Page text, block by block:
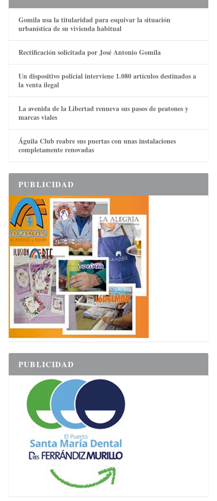
Gomila usa la titularidad para esquivar la situación
urbanística de su vivienda habitual
Rectificación solicitada por José Antonio Gomila
Un dispositivo policial interviene 1.080 artículos destinados a
la venta ilegal
La avenida de la Libertad renueva sus pasos de peatones y
marcas viales
Águila Club reabre sus puertas con unas instalaciones
completamente renovadas
PUBLICIDAD
PUBLICIDAD